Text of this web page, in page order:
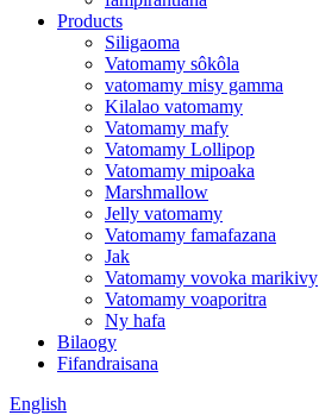
Products
Siligaoma
Vatomamy sôkôla
vatomamy misy gamma
Kilalao vatomamy
Vatomamy mafy
Vatomamy Lollipop
Vatomamy mipoaka
Marshmallow
Jelly vatomamy
Vatomamy famafazana
Jak
Vatomamy vovoka marikivy
Vatomamy voaporitra
Ny hafa
Bilaogy
Fifandraisana
English